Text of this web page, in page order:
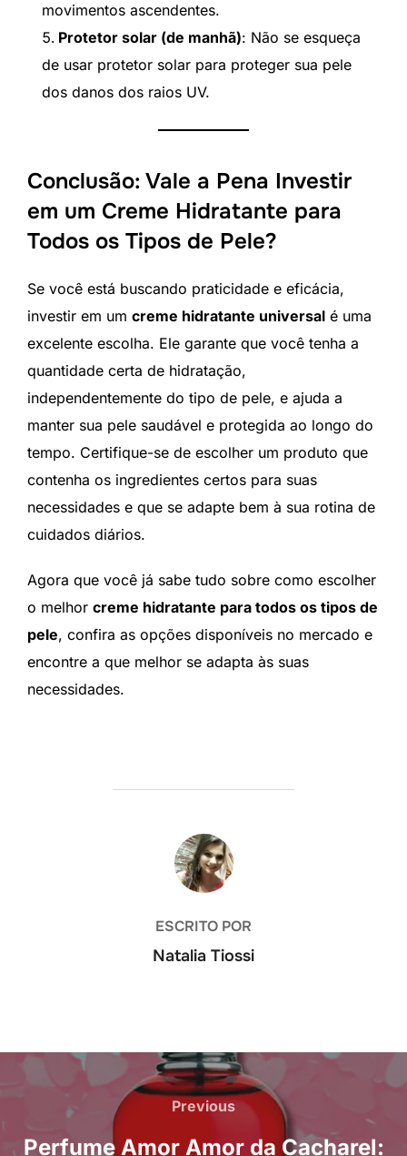
movimentos ascendentes.
Protetor solar (de manhã): Não se esqueça
de usar protetor solar para proteger sua pele
dos danos dos raios UV.
Conclusão: Vale a Pena Investir
em um Creme Hidratante para
Todos os Tipos de Pele?
Se você está buscando praticidade e eficácia,
investir em um creme hidratante universal é uma
excelente escolha. Ele garante que você tenha a
quantidade certa de hidratação,
independentemente do tipo de pele, e ajuda a
manter sua pele saudável e protegida ao longo do
tempo. Certifique-se de escolher um produto que
contenha os ingredientes certos para suas
necessidades e que se adapte bem à sua rotina de
cuidados diários.
Agora que você já sabe tudo sobre como escolher
o melhor creme hidratante para todos os tipos de
pele, confira as opções disponíveis no mercado e
encontre a que melhor se adapta às suas
necessidades.
AUTOR DO POST
ESCRITO POR
Natalia Tiossi
Navegação
Post
Previous
Previous
Perfume Amor Amor da Cacharel: